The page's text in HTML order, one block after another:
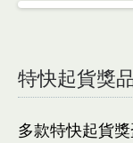
特快起貨獎
多款特快起貨